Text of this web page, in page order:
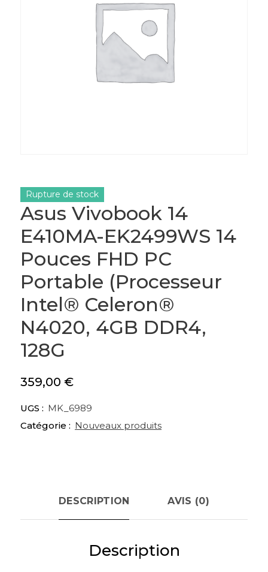
Asus Vivobook 14
E410MA-EK2499WS 14
Pouces FHD PC
Portable (Processeur
Intel® Celeron®
N4020, 4GB DDR4,
128G
359,00 €
Rupture de stock
UGS : MK_6989
Catégorie : Nouveaux produits
DESCRIPTION AVIS (0)
Description